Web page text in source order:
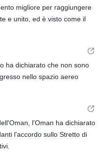
migliore per raggiungere
e unito, ed è visto come il
ha dichiarato che non sono
nello spazio aereo
l'Oman ha dichiarato
l'accordo sullo Stretto di